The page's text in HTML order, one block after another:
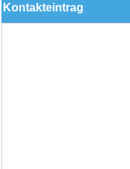
Kontakteintrag